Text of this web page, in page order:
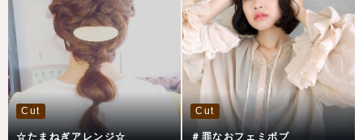
Cut
☆たまねぎアレンジ☆
Cut
＃罪なおフェミボブ